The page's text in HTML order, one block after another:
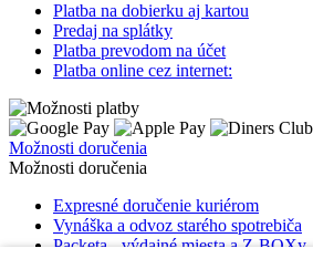
Platba na dobierku aj kartou
Predaj na splátky
Platba prevodom na účet
Platba online cez internet:
Možnosti doručenia
Možnosti doručenia
Expresné doručenie kuriérom
Vynáška a odvoz starého spotrebiča
Packeta - výdajné miesta a Z-BOXy